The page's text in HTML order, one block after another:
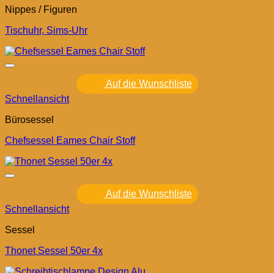
Nippes / Figuren
Tischuhr, Sims-Uhr
Auf die Wunschliste
Schnellansicht
Bürosessel
Chefsessel Eames Chair Stoff
Auf die Wunschliste
Schnellansicht
Sessel
Thonet Sessel 50er 4x